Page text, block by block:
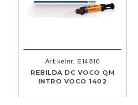
Artikelnr. E14810
REBILDA DC VOCO QM
INTRO VOCO 1402